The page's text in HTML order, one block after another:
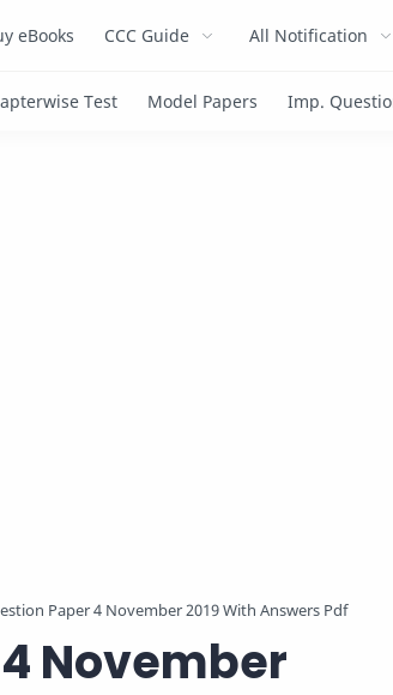
eBooks CCC Guide All Notification
Paper 4 November 2019 With Answers Pdf
November